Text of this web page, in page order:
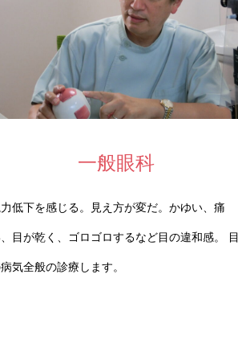
一般眼科
低下を感じる。見え方が変だ。かゆい、痛
目が乾く、ゴロゴロするなど目の違和感。 目
気全般の診療します。